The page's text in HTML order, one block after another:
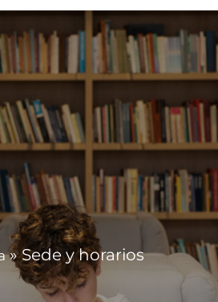
»Sede y horarios